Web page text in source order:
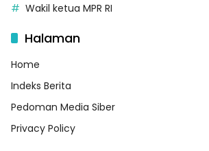
Wakil ketua MPR RI
Halaman
Home
Indeks Berita
Pedoman Media Siber
Privacy Policy